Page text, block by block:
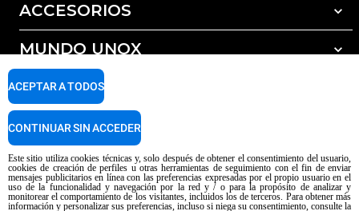
ACCESORIOS
Todos los accesorios
Detergentes para lavado automático
Detergentes para lavado manual
Tratamiento de agua con filtros de resina
MUNDO UNOX
Nuestras sedes en el mundo
SOPORTE
Garantía Unox
Centros de servicio técnico
Aviso sobre el contenido generado por IA Privacy policy Cookie policy
Este sitio utiliza cookies técnicas y, solo después de obtener el consentimiento del usuario,
cookies de creación de perfiles u otras herramientas de seguimiento con el fin de enviar
mensajes publicitarios en línea con las preferencias expresadas por el propio usuario en el
uso de la funcionalidad y navegación por la red y / o para la propósito de analizar y
monitorear el comportamiento de los visitantes, incluidos los de terceros. Para obtener más
información y personalizar sus preferencias, incluso si niega su consentimiento, consulte la
ACEPTAR A TODOS
CONTINUAR SIN ACCEDER